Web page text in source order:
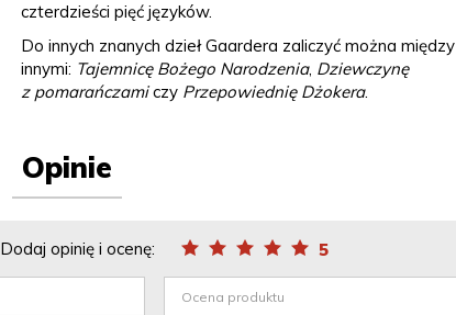
czterdzieści pięć języków.
Do innych znanych dzieł Gaardera zaliczyć można między
innymi: Tajemnicę Bożego Narodzenia, Dziewczynę
z pomarańczamiczy Przepowiednię Dżokera.
Opinie
Dodaj opinię i ocenę: 5